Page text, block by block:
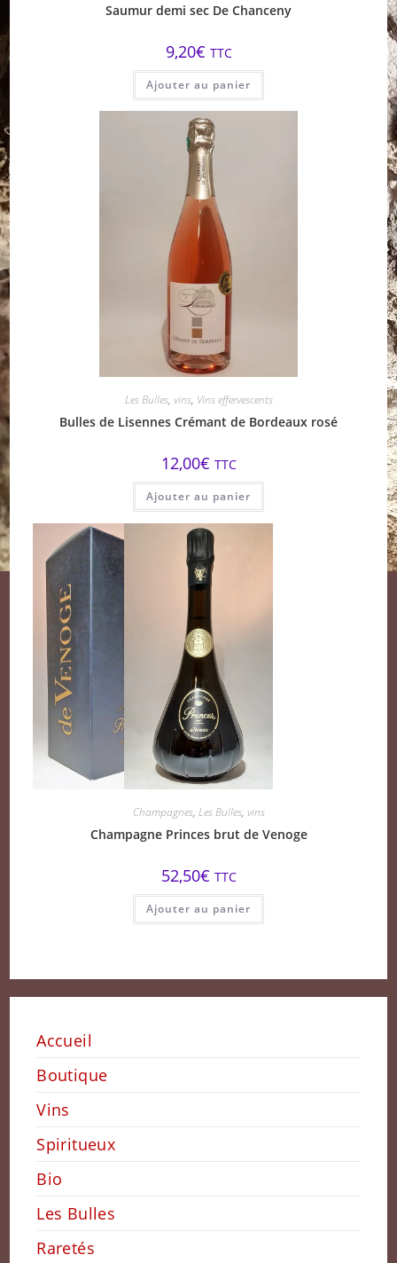
Saumur demi sec De Chanceny
9,20€ TTC
Ajouter au panier
Les Bulles, vins, Vins effervescents
Bulles de Lisennes Crémant de Bordeaux rosé
12,00€ TTC
Ajouter au panier
Champagnes, Les Bulles, vins
Champagne Princes brut de Venoge
52,50€ TTC
Ajouter au panier
Accueil
Boutique
Vins
Spiritueux
Bio
Les Bulles
Raretés